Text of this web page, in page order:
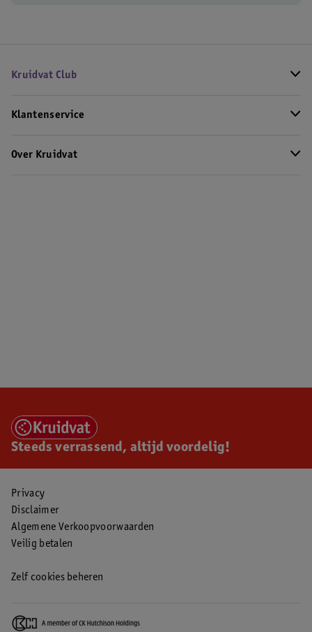
Kruidvat Club
Klantenservice
Over Kruidvat
Steeds verrassend, altijd voordelig!
Privacy
Disclaimer
Algemene Verkoopvoorwaarden
Veilig betalen
Zelf cookies beheren